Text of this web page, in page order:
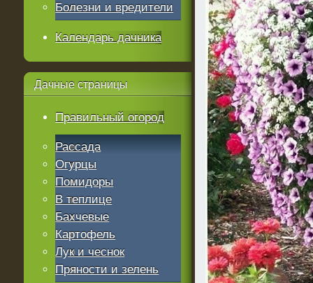
Болезни и вредители
Календарь дачника
Дачные страницы
Правильный огород
Рассада
Огурцы
Помидоры
В теплице
Бахчевые
Картофель
Лук и чеснок
Пряности и зелень